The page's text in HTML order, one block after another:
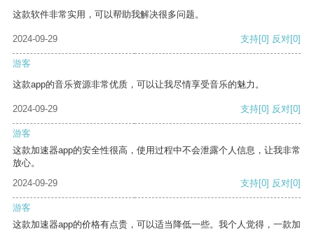
这款软件非常实用，可以帮助我解决很多问题。
2024-09-29 支持[0] 反对[0]
游客
这款app的音乐资源非常优质，可以让我尽情享受音乐的魅力。
2024-09-29 支持[0] 反对[0]
游客
这款加速器app的安全性很高，使用过程中不会泄露个人信息，让我非常
放心。
2024-09-29
支持[0] 反对[0]
游客
这款加速器app的价格有点贵，可以适当降低一些。我个人觉得，一款加